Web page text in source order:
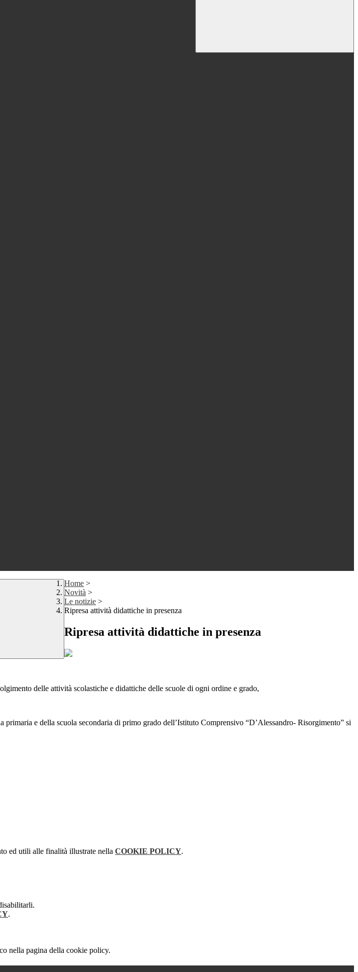
Home >
Novità >
Le notizie >
Ripresa attività didattiche in presenza
Ripresa attività didattiche in presenza
delle attività scolastiche e didattiche delle scuole di ogni ordine e grado,
e della scuola secondaria di primo grado dell’Istituto Comprensivo “D’Alessandro- Risorgimento” si
ed utili alle finalità illustrate nella COOKIE POLICY.
.
nella pagina della cookie policy.